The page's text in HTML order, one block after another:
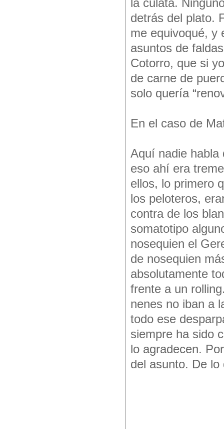
la culata.
detrás del plato.
me equivoqué, y
asuntos de
Cotorro, que si
de carne de
solo quería
En el caso de
Aquí nadie habla
eso ahí era
ellos, lo primero
los peloteros,
contra de los
somatotipo
nosequien el
de nosequien
absolutamente
frente a un
nenes no iban a
todo ese
siempre ha sido
lo agradecen.
del asunto. De